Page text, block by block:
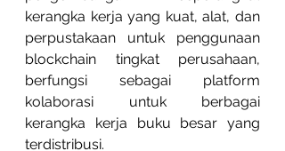
kerangka kerja yang kuat, alat, dan
perpustakaan untuk penggunaan
blockchain tingkat perusahaan,
berfungsi sebagai platform
kolaborasi untuk berbagai
kerangka kerja buku besar yang
terdistribusi.